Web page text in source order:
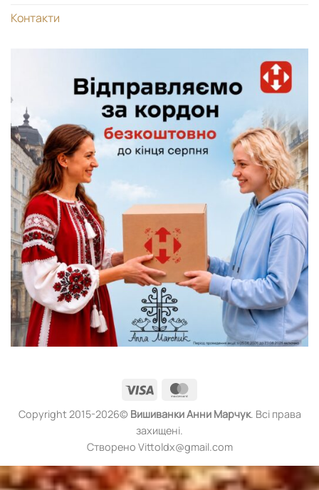
Контакти
Visa
Copyright 2015-2026© ВишиванкиАнни Марчук. Всі права
захищені.
Створено Vittoldx@gmail.com